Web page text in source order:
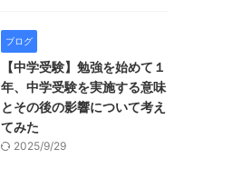
ブログ
【中学受験】勉強を始めて１
年、中学受験を実施する意味
とその後の影響について考え
てみた
2025/9/29